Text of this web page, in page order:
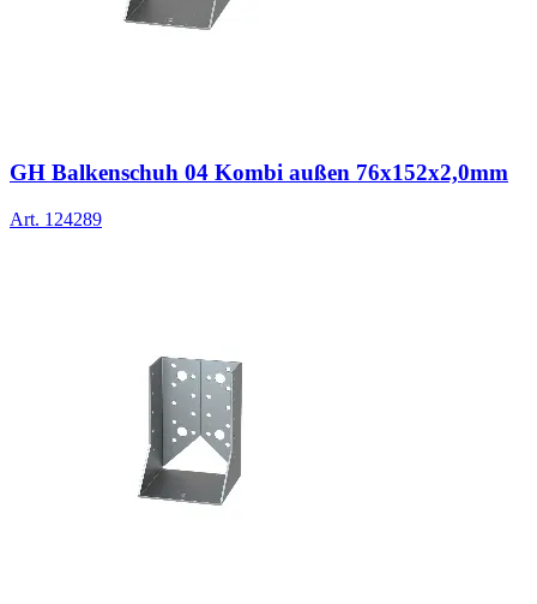
GH Balkenschuh 04 Kombi außen 76x152x2,0mm
Art. 124289